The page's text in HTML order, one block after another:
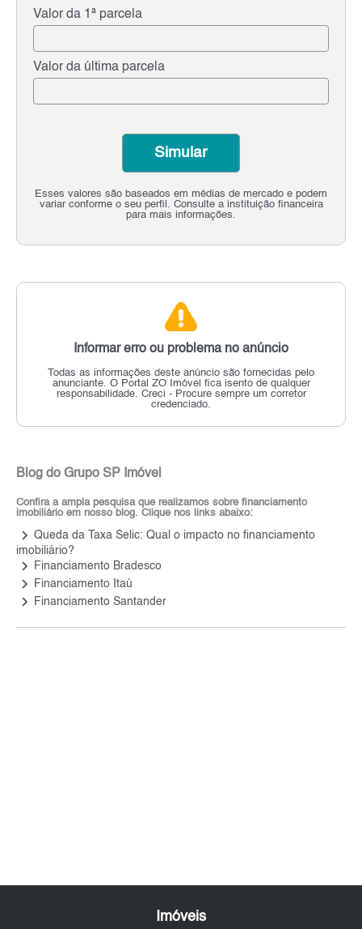
Valor da 1ª parcela
Valor da última parcela
Esses valores são baseados em médias de mercado e podem
variar conforme o seu perfil. Consulte a instituição financeira
para mais informações.
Simular
Informar erro ou problema no anúncio
Todas as informações deste anúncio são fornecidas pelo
anunciante. O Portal ZO Imóvel fica isento de qualquer
responsabilidade. Creci - Procure sempre um corretor
credenciado.
Blog do Grupo SP Imóvel
Confira a ampla pesquisa que realizamos sobre financiamento
imobiliário em nosso blog. Clique nos links abaixo:
keyboard_arrow_right Queda da Taxa Selic: Qual o impacto no financiamento
imobiliário?
keyboard_arrow_right Financiamento Bradesco
keyboard_arrow_right Financiamento Itaú
keyboard_arrow_right Financiamento Santander
Imóveis